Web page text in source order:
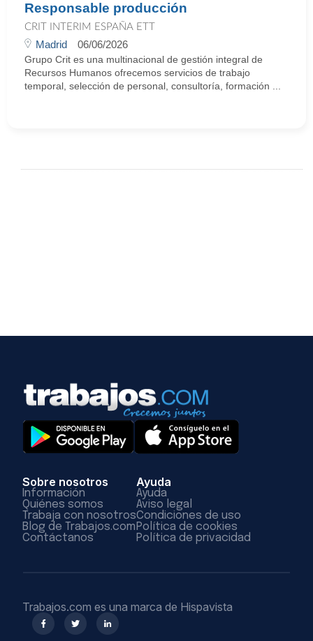
Responsable producción
CRIT INTERIM ESPAÑA ETT
Madrid 06/06/2026
Grupo Crit es una multinacional de gestión integral de
Recursos Humanos ofrecemos servicios de trabajo
temporal, selección de personal, consultoría, formación ...
Sobre nosotros
Información
Quiénes somos
Trabaja con nosotros
Blog de Trabajos.com
Contáctanos
Ayuda
Ayuda
Aviso legal
Condiciones de uso
Política de cookies
Política de privacidad
Trabajos.com es una marca de Hispavista